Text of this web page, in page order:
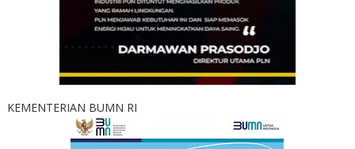
KEMENTERIAN BUMN RI